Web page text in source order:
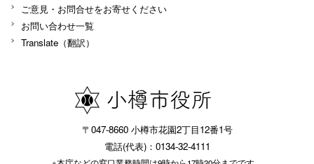
ご意見・お問合せをお寄せください
お問い合わせ一覧
Translate（翻訳）
〒047-8660 小樽市花園2丁目12番1号
電話(代表)：0134-32-4111